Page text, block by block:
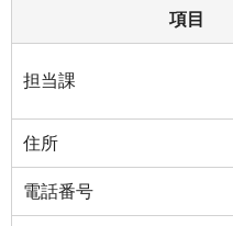
項目
担当課
住所
電話番号